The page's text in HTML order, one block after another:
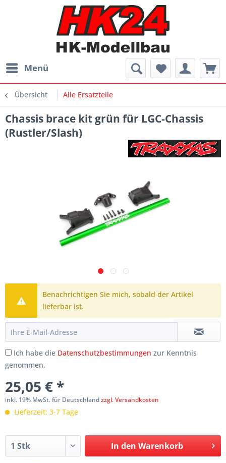
Menü
Übersicht Alle Ersatzteile
Chassis brace kit grün für LGC-Chassis
(Rustler/Slash)
Benachrichtigen Sie mich, sobald der Artikel
lieferbar ist.
Ich habe die Datenschutzbestimmungen zur Kenntnis
genommen.
25,05 € *
inkl. 19% MwSt. für Deutschlandzzgl. Versandkosten
Lieferzeit: 3-7 Tage
In den Warenkorb